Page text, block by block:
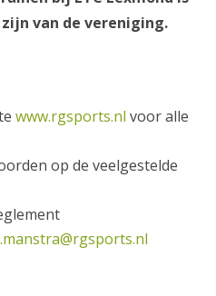
van de vereniging.
www.rgsports.nl voor alle
op de veelgestelde